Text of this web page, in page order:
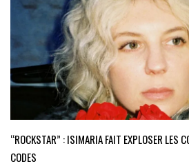
“ROCKSTAR” : ISIMARIA FAIT EXPLOSER LES
CODES